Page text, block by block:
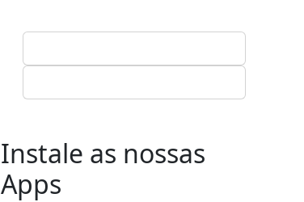
Instale as nossas
Apps